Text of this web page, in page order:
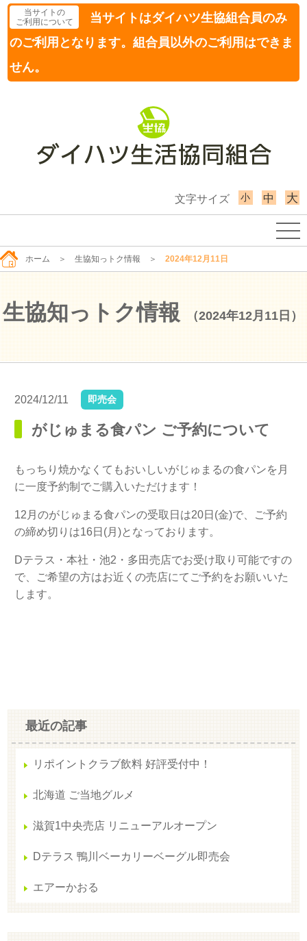
当サイトの
ご利用について
当サイトはダイハツ生協組合員のみ
のご利用となります。組合員以外のご利用はできま
せん。
文字サイズ 小 中 大
ホーム ＞ 生協知っトク情報 ＞ 2024年12月11日
生協知っトク情報 （2024年12月11日）
2024/12/11 即売会
がじゅまる食パン ご予約について
もっちり焼かなくてもおいしいがじゅまるの食パンを月
に一度予約制でご購入いただけます！
12月のがじゅまる食パンの受取日は20日(金)で、ご予約
の締め切りは16日(月)となっております。
Dテラス・本社・池2・多田売店でお受け取り可能ですの
で、ご希望の方はお近くの売店にてご予約をお願いいた
します。
最近の記事
リポイントクラブ飲料 好評受付中！
北海道 ご当地グルメ
滋賀1中央売店 リニューアルオープン
Dテラス 鴨川ベーカリーベーグル即売会
エアーかおる